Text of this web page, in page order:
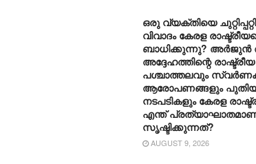
ഒരു വ്യക്തിയെ
വിവാദം കേരള
ബാധിക്കുന്നു? അർജുൻ
അദ്ദേഹത്തിന്റെ രാഷ്ട്രീയ
പശ്ചാത്തലവും
ആരോപണങ്ങളും
നടപടികളും കേരള
എന്ത്
സൃഷ്ടിക്കുന്നത്?
AUGUST 9, 2026